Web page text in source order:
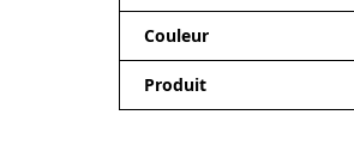
Couleur
Produit